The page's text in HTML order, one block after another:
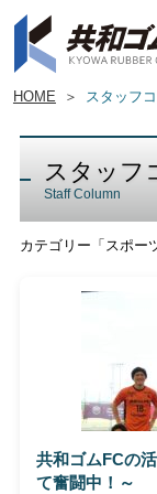
HOME ＞ スタッフ
スタッフ
Staff Column
カテゴリー「スポー
共和ゴムFCの
て奮闘中！～